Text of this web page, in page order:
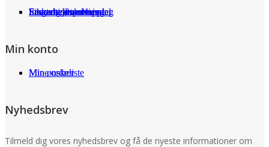
Fragt og returneringer
Sikkerhed ved handel
International shopping
Samarbejdspartnere
Leverandørservice
Min konto
Min ønskeliste
Mine ordrer
Nyhedsbrev
Tilmeld dig vores nyhedsbrev og få de nyeste informationer om